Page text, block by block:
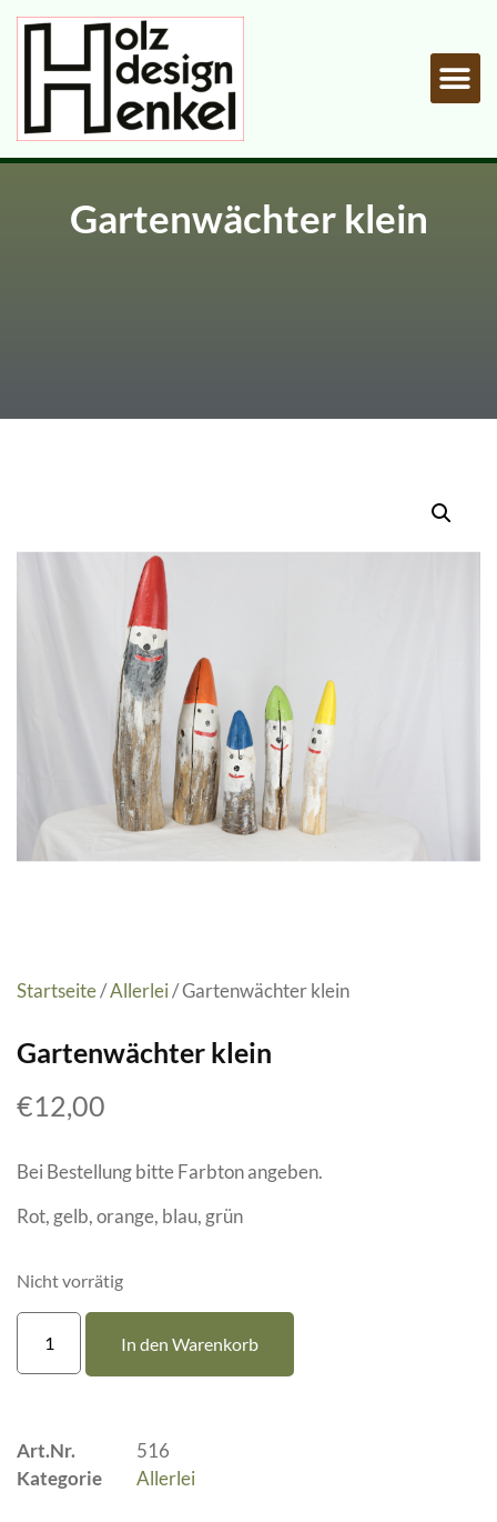
Gartenwächter klein
Startseite/Allerlei/ Gartenwächter klein
Gartenwächter klein
€12,00
Bei Bestellung bitte Farbton angeben.
Rot, gelb, orange, blau, grün
Nicht vorrätig
In den Warenkorb
Art.Nr.
516
Kategorie
Allerlei